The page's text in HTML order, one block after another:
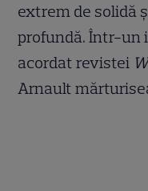
extrem de solidă
profundă. Într-un
acordat revistei
Arnault